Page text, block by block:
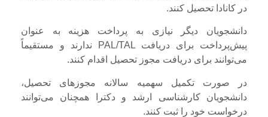
در کانادا تحصیل کنند.
دانشجویان دیگر نیازی به پرداخت هزینه به عنوان
پیش‌پرداخت برای دریافت PAL/TAL ندارند و مستقیماً
می‌توانند برای دریافت مجوز تحصیل اقدام کنند.
در صورت تکمیل سهمیه سالانه مجوزهای تحصیل،
دانشجویان کارشناسی ارشد و دکترا همچنان می‌توانند
درخواست خود را ثبت کنند.